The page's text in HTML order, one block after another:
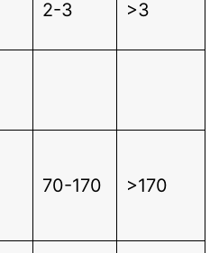
2-3 >3
70-170 >170